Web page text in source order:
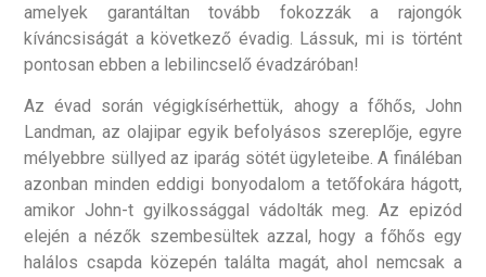
amelyek garantáltan tovább fokozzák a rajongók
kíváncsiságát a következő évadig. Lássuk, mi is történt
pontosan ebben a lebilincselő évadzáróban!
Az évad során végigkísérhettük, ahogy a főhős, John
Landman, az olajipar egyik befolyásos szereplője, egyre
mélyebbre süllyed az iparág sötét ügyleteibe. A fináléban
azonban minden eddigi bonyodalom a tetőfokára hágott,
amikor John-t gyilkossággal vádolták meg. Az epizód
elején a nézők szembesültek azzal, hogy a főhős egy
halálos csapda közepén találta magát, ahol nemcsak a